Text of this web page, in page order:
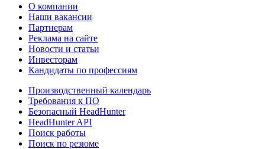
О компании
Наши вакансии
Партнерам
Реклама на сайте
Новости и статьи
Инвесторам
Кандидаты по профессиям
Производственный календарь
Требования к ПО
Безопасный HeadHunter
HeadHunter API
Поиск работы
Поиск по резюме